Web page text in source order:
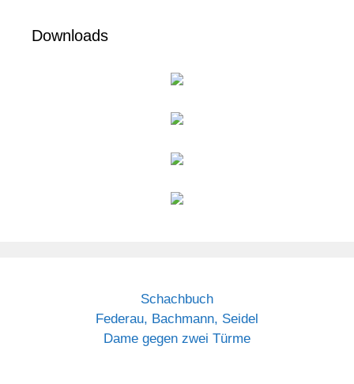
Downloads
Schachbuch
Federau, Bachmann, Seidel
Dame gegen zwei Türme